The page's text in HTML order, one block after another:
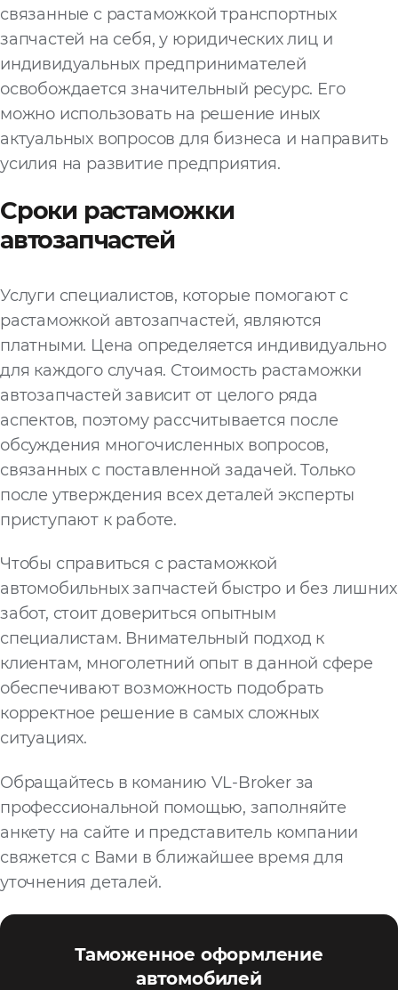
связанные с растаможкой транспортных
запчастей на себя, у юридических лиц и
индивидуальных предпринимателей
освобождается значительный ресурс. Его
можно использовать на решение иных
актуальных вопросов для бизнеса и направить
усилия на развитие предприятия.
Сроки растаможки
автозапчастей
Услуги специалистов, которые помогают с
растаможкой автозапчастей, являются
платными. Цена определяется индивидуально
для каждого случая. Стоимость растаможки
автозапчастей зависит от целого ряда
аспектов, поэтому рассчитывается после
обсуждения многочисленных вопросов,
связанных с поставленной задачей. Только
после утверждения всех деталей эксперты
приступают к работе.
Чтобы справиться с растаможкой
автомобильных запчастей быстро и без лишних
забот, стоит довериться опытным
специалистам. Внимательный подход к
клиентам, многолетний опыт в данной сфере
обеспечивают возможность подобрать
корректное решение в самых сложных
ситуациях.
Обращайтесь в команию VL-Broker за
профессиональной помощью, заполняйте
анкету на сайте и представитель компании
свяжется с Вами в ближайшее время для
уточнения деталей.
Таможенное оформление
автомобилей